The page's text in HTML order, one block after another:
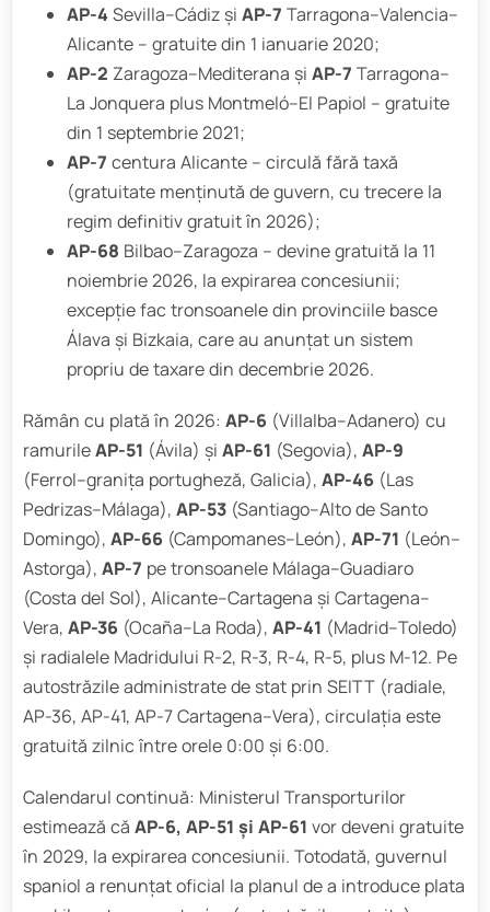
AP-4 Sevilla–Cádiz și AP-7 Tarragona–Valencia–
Alicante – gratuite din 1 ianuarie 2020;
AP-2 Zaragoza–Mediterana și AP-7 Tarragona–
La Jonquera plus Montmeló–El Papiol – gratuite
din 1 septembrie 2021;
AP-7 centura Alicante – circulă fără taxă
(gratuitate menținută de guvern, cu trecere la
regim definitiv gratuit în 2026);
AP-68 Bilbao–Zaragoza – devine gratuită la 11
noiembrie 2026, la expirarea concesiunii;
excepție fac tronsoanele din provinciile basce
Álava și Bizkaia, care au anunțat un sistem
propriu de taxare din decembrie 2026.
Rămân cu plată în 2026: AP-6 (Villalba–Adanero) cu
ramurileAP-51 (Ávila) și AP-61 (Segovia), AP-9
(Ferrol–granița portugheză, Galicia), AP-46 (Las
Pedrizas–Málaga), AP-53 (Santiago–Alto de Santo
Domingo), AP-66 (Campomanes–León), AP-71 (León–
Astorga), AP-7 pe tronsoanele Málaga–Guadiaro
(Costa del Sol), Alicante–Cartagena și Cartagena–
Vera, AP-36 (Ocaña–La Roda), AP-41 (Madrid–Toledo)
și radialele Madridului R-2, R-3, R-4, R-5, plus M-12. Pe
autostrăzile administrate de stat prin SEITT (radiale,
AP-36, AP-41, AP-7 Cartagena–Vera), circulația este
gratuită zilnic între orele 0:00 și 6:00.
Calendarul continuă: Ministerul Transporturilor
estimează că AP-6, AP-51 și AP-61 vor deveni gratuite
în 2029, la expirarea concesiunii. Totodată, guvernul
spaniol a renunțat oficial la planul de a introduce plata